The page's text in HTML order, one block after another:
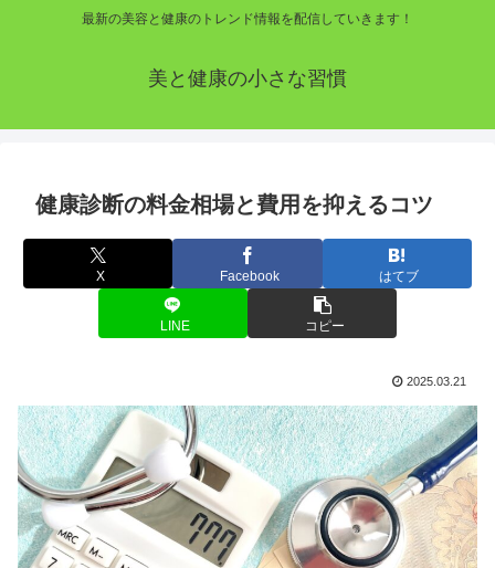
最新の美容と健康のトレンド情報を配信していきます！
美と健康の小さな習慣
健康診断の料金相場と費用を抑えるコツ
X Facebook はてブ
LINE コピー
2025.03.21